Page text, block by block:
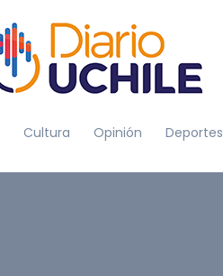
Cultura Opinión Deportes